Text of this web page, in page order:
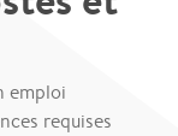
emploi
requises